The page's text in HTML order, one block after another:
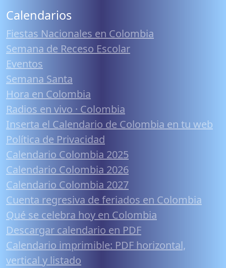
Calendarios
Fiestas Nacionales en Colombia
Semana de Receso Escolar
Eventos
Semana Santa
Hora en Colombia
Radios en vivo · Colombia
Inserta el Calendario de Colombia en tu web
Política de Privacidad
Calendario Colombia 2025
Calendario Colombia 2026
Calendario Colombia 2027
Cuenta regresiva de feriados en Colombia
Qué se celebra hoy en Colombia
Descargar calendario en PDF
Calendario imprimible: PDF horizontal,
vertical y listado